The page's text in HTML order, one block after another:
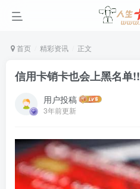
首页 精彩资讯 正文
信用卡销卡也会上黑名单!!
用户投稿
3年前更新